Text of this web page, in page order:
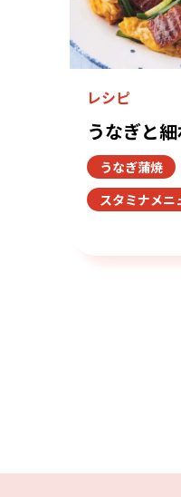
レシピ
うなぎと
うなぎ蒲焼
スタミナメニ